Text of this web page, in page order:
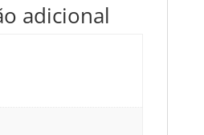
adicional